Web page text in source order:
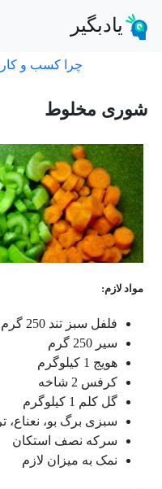
یادبگیر
چرا کسب و
شوری مخلوط
مواد لازم:
فلفل سبز تند 250 گرم
سیر 250 گرم
هویج 1 کیلوگرم
کرفس 2 شاخه
گل کلم 1 کیلوگرم
سبزی برگ بو، نعناع،
سرکه نصف استکان
نمک به میزان لازم